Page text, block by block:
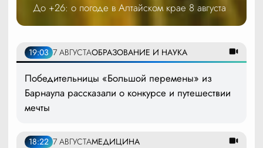
До +26: о погоде в Алтайском крае 8 августа
19:03 7 АВГУСТАОБРАЗОВАНИЕ И НАУКА
Победительницы «Большой перемены» из
Барнаула рассказали о конкурсе и путешествии
мечты
18:22 7 АВГУСТАМЕДИЦИНА